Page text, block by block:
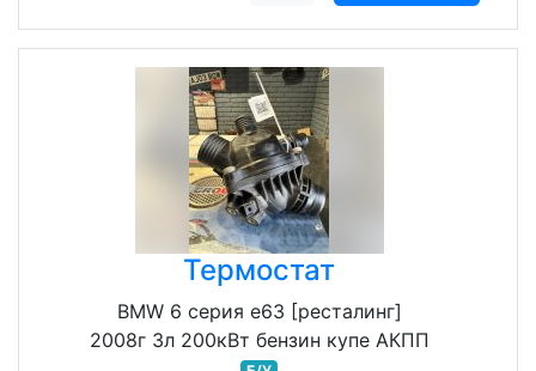
Термостат
BMW 6 серия e63 [ресталинг]
2008г 3л 200кВт бензин купе АКПП